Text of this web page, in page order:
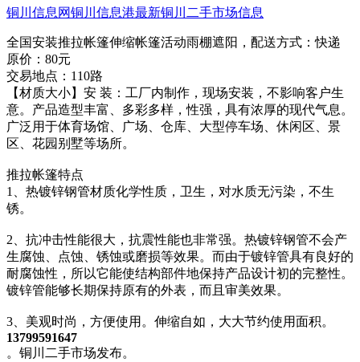
铜川信息网铜川信息港最新铜川二手市场信息
全国安装推拉帐篷伸缩帐篷活动雨棚遮阳， 配送方式：快递
原价： 80元
交易地点： 110路
【材质大小】安 装：工厂内制作，现场安装，不影响客​‌‌户生
意。产品造型丰富、多彩多样，性强，具有浓厚的现代气息。
广泛用于体育场馆、广场、仓库、大型停车场、休闲区、景
区、花园别墅等场所。
推拉帐篷特点
1、热镀锌钢管材质化学性质，卫生，对水质无污染，不生
锈。
2、抗冲击性能很大，抗震性能也非常强。热镀锌钢管不会产
生腐蚀、点蚀、锈蚀或磨损等效果。而由于镀锌管具有良好的
耐腐蚀性，所以它能使结构部件地保持产品设计初的完整性。
镀锌管能够长期保持原有的外表，而且审美效果。
3、美观时尚，方便使用。伸缩自如，大大节约使用面积。
13799591647
。铜川二手市场发布。